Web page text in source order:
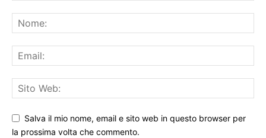
Salva il mio nome, email e sito web in questo browser per
la prossima volta che commento.